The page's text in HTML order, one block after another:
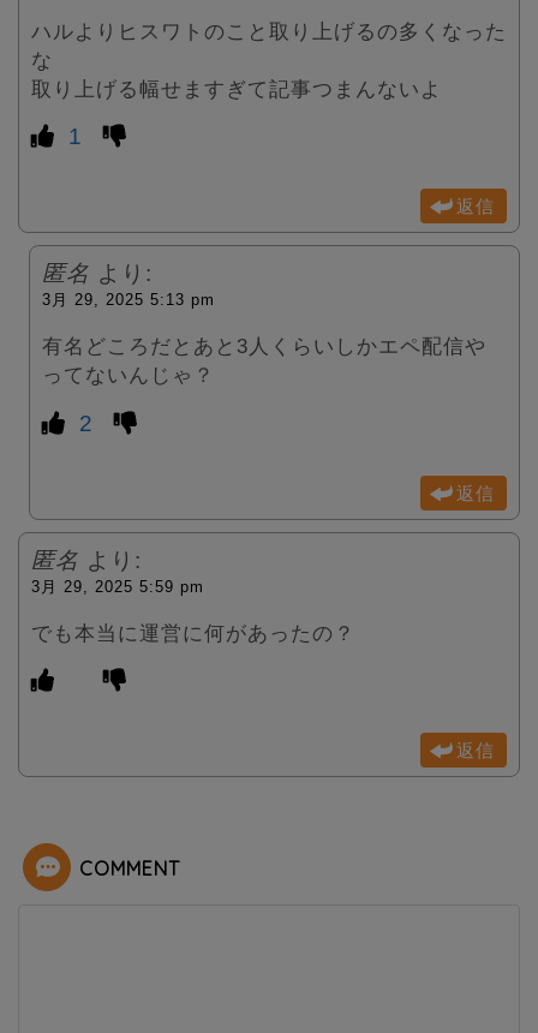
ハルよりヒスワトのこと取り上げるの多くなった
な
取り上げる幅せますぎて記事つまんないよ
1
返信
匿名 より:
3月 29, 2025 5:13 pm
有名どころだとあと3人くらいしかエペ配信や
ってないんじゃ？
2
返信
匿名 より:
3月 29, 2025 5:59 pm
でも本当に運営に何があったの？
返信
COMMENT